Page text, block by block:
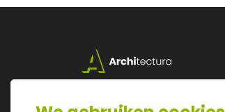
3500 Hasselt